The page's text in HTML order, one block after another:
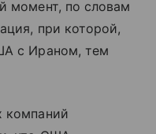
момент, по словам
при которой,
с Ираном, тем
компаний